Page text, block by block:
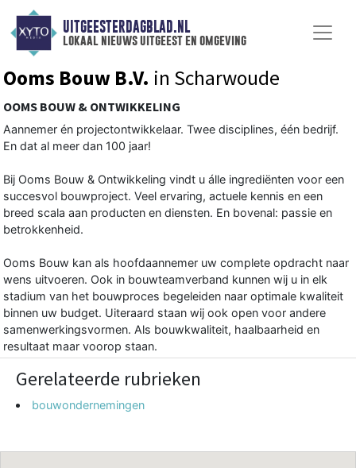
UITGEESTERDAGBLAD.NL
lokaal nieuws uitgeest en omgeving
Ooms Bouw B.V. in Scharwoude
OOMS BOUW & ONTWIKKELING
Aannemer én projectontwikkelaar. Twee disciplines, één bedrijf.
En dat al meer dan 100 jaar!
Bij Ooms Bouw & Ontwikkeling vindt u álle ingrediënten voor een
succesvol bouwproject. Veel ervaring, actuele kennis en een
breed scala aan producten en diensten. En bovenal: passie en
betrokkenheid.
Ooms Bouw kan als hoofdaannemer uw complete opdracht naar
wens uitvoeren. Ook in bouwteamverband kunnen wij u in elk
stadium van het bouwproces begeleiden naar optimale kwaliteit
binnen uw budget. Uiteraard staan wij ook open voor andere
samenwerkingsvormen. Als bouwkwaliteit, haalbaarheid en
resultaat maar voorop staan.
Gerelateerde rubrieken
bouwondernemingen